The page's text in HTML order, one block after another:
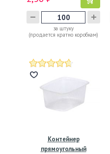
за штуку
(продается кратно коробкам)
Контейнер
прямоугольный